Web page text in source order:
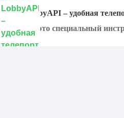
LobbyAPI – удобная
- это специальный